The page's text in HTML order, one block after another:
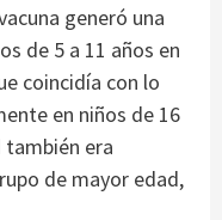
generó una
de 5 a 11 años en
coincidía con lo
en niños de 16
también era
de mayor edad,